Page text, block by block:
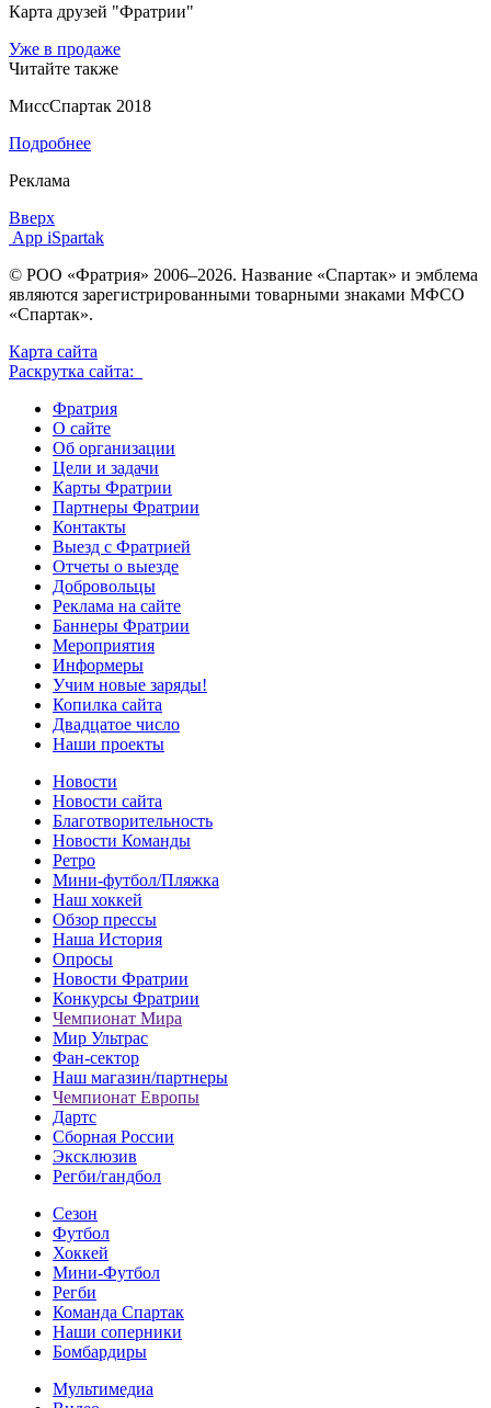
Карта друзей "Фратрии"
Уже в продаже
Читайте также
МиссСпартак 2018
Подробнее
Реклама
Вверх
App iSpartak
© РОО «Фратрия» 2006–2026. Название «Спартак» и эмблема
являются зарегистрированными товарными знаками МФСО
«Спартак».
Карта сайта
Раскрутка сайта:
Фратрия
О сайте
Об организации
Цели и задачи
Карты Фратрии
Партнеры Фратрии
Контакты
Выезд с Фратрией
Отчеты о выезде
Добровольцы
Реклама на сайте
Баннеры Фратрии
Мероприятия
Информеры
Учим новые заряды!
Копилка сайта
Двадцатое число
Наши проекты
Новости
Новости сайта
Благотворительность
Новости Команды
Ретро
Мини-футбол/Пляжка
Наш хоккей
Обзор прессы
Наша История
Опросы
Новости Фратрии
Конкурсы Фратрии
Чемпионат Мира
Мир Ультрас
Фан-cектор
Наш магазин/партнеры
Чемпионат Европы
Дартс
Сборная России
Эксклюзив
Регби/гандбол
Сезон
Футбол
Хоккей
Мини-Футбол
Регби
Команда Спартак
Наши соперники
Бомбардиры
Мультимедиа